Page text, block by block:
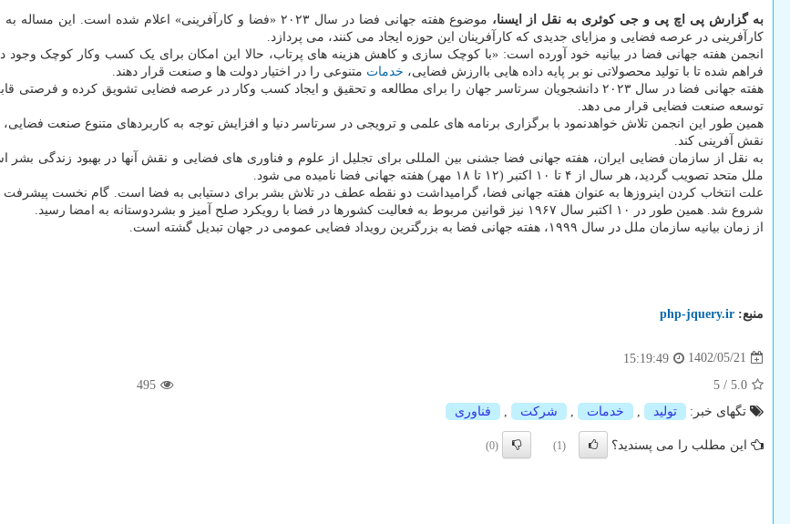
به گزارش پی اچ پی و جی کوئری به نقل از ایسنا،
موضوع هفته جهانی فضا در سال ۲۰۲۳ «فضا و کارآفرینی»
کارآفرینی در عرصه فضایی و مزایای جدیدی که کارآفرینان این حوزه ایجاد می کنند، می پردازد.
انجمن هفته جهانی فضا در بیانیه خود آورده است: «با کوچک سازی و کاهش هزینه های پرتاب، حالا این امکان برای یک کسب وکار کوچک وجود
فراهم شده تا با تولید محصولاتی نو بر پایه داده هایی باارزش فضایی، خدمات متنوعی را در اختیار دولت ها و صنعت قرار دهند.
هفته جهانی فضا در سال ۲۰۲۳ دانشجویان سرتاسر جهان را برای مطالعه و تحقیق و ایجاد کسب وکار در عرصه فضایی تشویق کرده
توسعه صنعت فضایی قرار می دهد.
همین طور این انجمن تلاش خواهدنمود با برگزاری برنامه های علمی و ترویجی در سرتاسر دنیا و افزایش توجه به کاربردهای متنوع صنعت فضایی،
نقش آفرینی کند.
ملل متحد تصویب گردید، هر سال از ۴ تا ۱۰ اکتبر (۱۲ تا ۱۸ مهر) هفته جهانی فضا نامیده می شود.
شروع شد. همین طور در ۱۰ اکتبر سال ۱۹۶۷ نیز قوانین مربوط به فعالیت کشورها در فضا با رویکرد صلح آمیز و بشردوستانه به امضا رسید.
از زمان بیانیه سازمان ملل در سال ۱۹۹۹، هفته جهانی فضا به بزرگترین رویداد فضایی عمومی در جهان تبدیل گشته است.
منبع: php-jquery.ir
1402/05/21
15:19:49
5.0
/
5
495
تگهای خبر:
تولید , خدمات , شركت , فناوری
این مطلب را می پسندید؟ (1)
(0)